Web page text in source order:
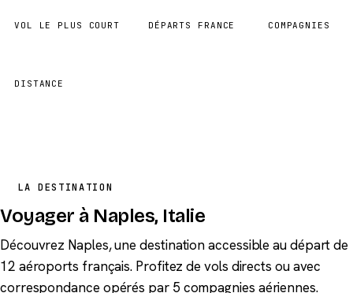
VOL LE PLUS COURT DÉPARTS FRANCE COMPAGNIES
DISTANCE
LA DESTINATION
Voyager à Naples, Italie
Découvrez Naples, une destination accessible au départ de
12 aéroports français. Profitez de vols directs ou avec
correspondance opérés par 5 compagnies aériennes.